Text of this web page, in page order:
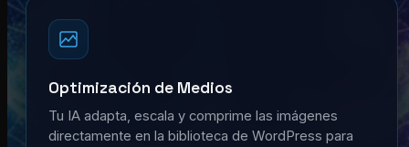
Optimización de Medios
Tu IA adapta, escala y comprime las imágenes
directamente en la biblioteca de WordPress para